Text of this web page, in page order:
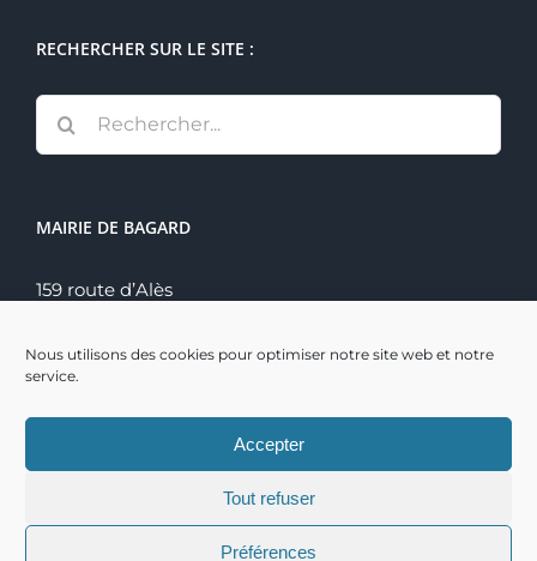
Nous utilisons des cookies pour optimiser notre site web et notre
service.
Accepter
Tout refuser
Préférences
RECHERCHER SUR LE SITE :
MAIRIE DE BAGARD
159 route d’Alès
Tél. : 04 66 60 70 22
Copyright 2021 | Mairie de Bagard | Réalisation :